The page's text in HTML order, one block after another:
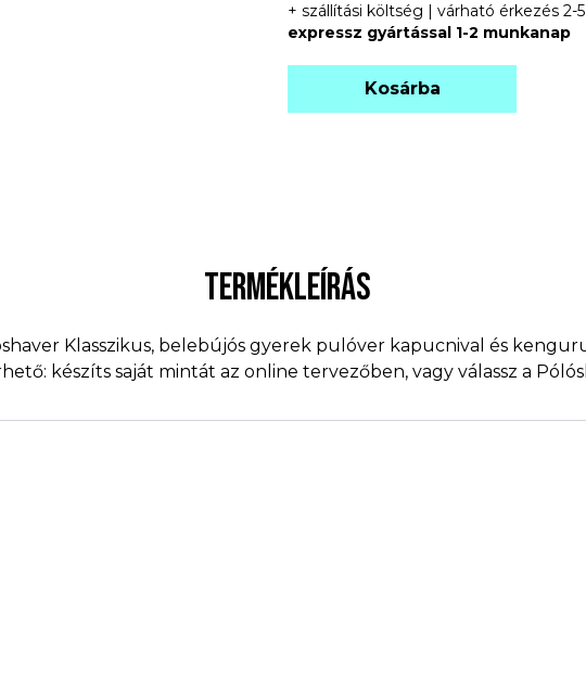
+ szállítási költség | várható érkezés 2-
expressz gyártással 1-2 munkanap
Kosárba
TERMÉKLEÍRÁS
Klasszikus, belebújós gyerek pulóver kapucnival és
készíts saját mintát az online tervezőben, vagy válassz a